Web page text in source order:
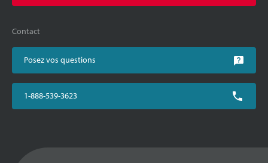
Contact
Posez vos questions
1-888-539-3623